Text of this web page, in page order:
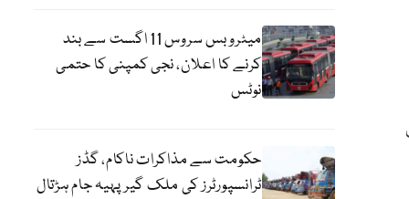
میٹرو بس سروس 11 اگست سے بند
کرنے کا اعلان، نجی کمپنی کا حتمی
نوٹس
حکومت سے مذاکرات ناکام، گڈز
ٹرانسپورٹرز کی ملک گیر پہیہ جام ہڑتال